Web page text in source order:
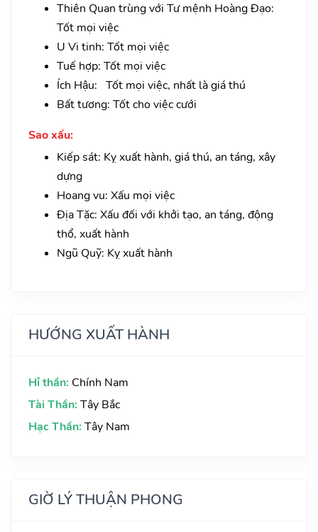
Thiên Quan trùng với Tư mệnh Hoàng Đạo:
Tốt mọi việc
U Vi tinh: Tốt mọi việc
Tuế hợp: Tốt mọi việc
Ích Hậu: Tốt mọi việc, nhất là giá thú
Bất tương: Tốt cho việc cưới
Sao xấu:
Kiếp sát: Kỵ xuất hành, giá thú, an táng, xây
dựng
Hoang vu: Xấu mọi việc
Địa Tặc: Xấu đối với khởi tạo, an táng, động
thổ, xuất hành
Ngũ Quỹ: Kỵ xuất hành
HƯỚNG XUẤT HÀNH
Hỉ thần: Chính Nam
Tài Thần: Tây Bắc
Hạc Thần: Tây Nam
GIỜ LÝ THUẬN PHONG